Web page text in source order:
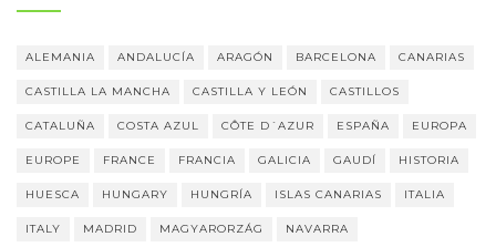
ALEMANIA ANDALUCÍA ARAGÓN BARCELONA CANARIAS
CASTILLA LA MANCHA CASTILLA Y LEÓN CASTILLOS
CATALUÑA COSTA AZUL CÔTE D´AZUR ESPAÑA EUROPA
EUROPE FRANCE FRANCIA GALICIA GAUDÍ HISTORIA
HUESCA HUNGARY HUNGRÍA ISLAS CANARIAS ITALIA
ITALY MADRID MAGYARORZÁG NAVARRA